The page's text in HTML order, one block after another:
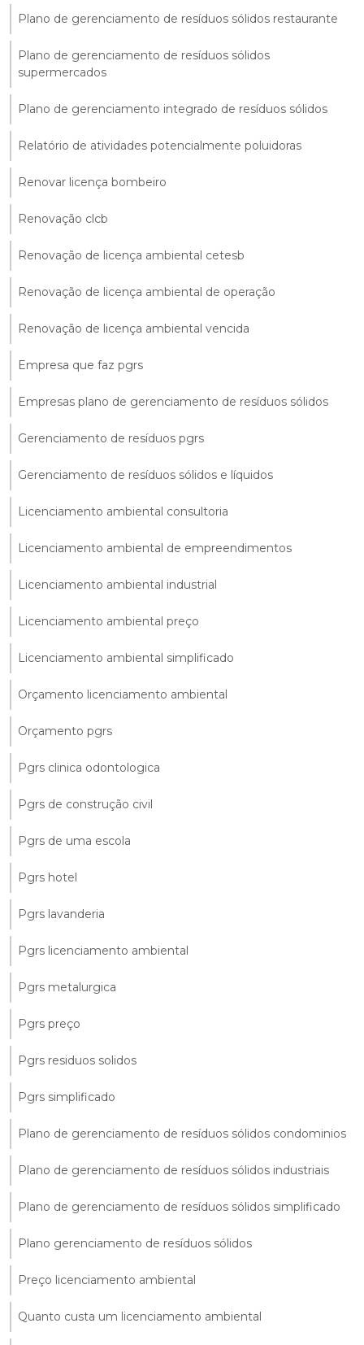
Plano de gerenciamento de resíduos sólidos restaurante
Plano de gerenciamento de resíduos sólidos
supermercados
Plano de gerenciamento integrado de resíduos sólidos
Relatório de atividades potencialmente poluidoras
Renovar licença bombeiro
Renovação clcb
Renovação de licença ambiental cetesb
Renovação de licença ambiental de operação
Renovação de licença ambiental vencida
Empresa que faz pgrs
Empresas plano de gerenciamento de resíduos sólidos
Gerenciamento de resíduos pgrs
Gerenciamento de resíduos sólidos e líquidos
Licenciamento ambiental consultoria
Licenciamento ambiental de empreendimentos
Licenciamento ambiental industrial
Licenciamento ambiental preço
Licenciamento ambiental simplificado
Orçamento licenciamento ambiental
Orçamento pgrs
Pgrs clinica odontologica
Pgrs de construção civil
Pgrs de uma escola
Pgrs hotel
Pgrs lavanderia
Pgrs licenciamento ambiental
Pgrs metalurgica
Pgrs preço
Pgrs residuos solidos
Pgrs simplificado
Plano de gerenciamento de resíduos sólidos condominios
Plano de gerenciamento de resíduos sólidos industriais
Plano de gerenciamento de resíduos sólidos simplificado
Plano gerenciamento de resíduos sólidos
Preço licenciamento ambiental
Quanto custa um licenciamento ambiental